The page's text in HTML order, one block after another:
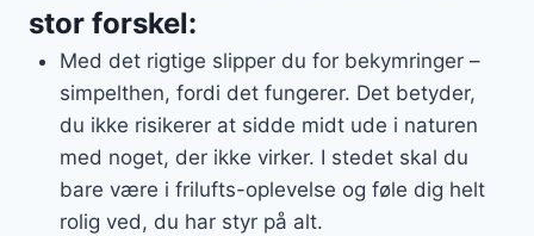
stor forskel:
Med det rigtige slipper du for bekymringer –
simpelthen, fordi det fungerer. Det betyder,
du ikke risikerer at sidde midt ude i naturen
med noget, der ikke virker. I stedet skal du
bare være i frilufts-oplevelse og føle dig helt
rolig ved, du har styr på alt.